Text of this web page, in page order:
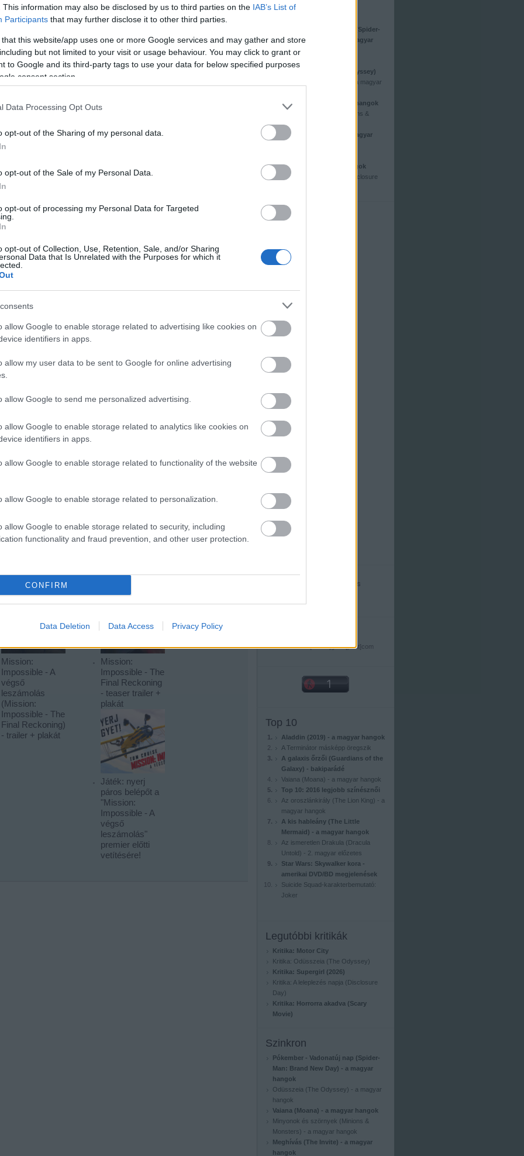
This information may also be disclosed by us to third parties on the IAB’s List of
Participants that may further disclose it to other third parties.
that this website/app uses one or more Google services and may gather and store
but not limited to your visit or usage behaviour. You may click to grant or
to Google and its third-party tags to use your data for below specified purposes
consent section.
Data Processing Opt Outs
opt-out of the Sharing of my personal data.
opt-out of the Sale of my Personal Data.
opt-out of processing my Personal Data for Targeted
opt-out of Collection, Use, Retention, Sale, and/or Sharing
Data that Is Unrelated with the Purposes for which it
allow Google to enable storage related to advertising like cookies on
identifiers in apps.
allow my user data to be sent to Google for online advertising
allow Google to send me personalized advertising.
allow Google to enable storage related to analytics like cookies on
identifiers in apps.
allow Google to enable storage related to functionality of the website
allow Google to enable storage related to personalization.
allow Google to enable storage related to security, including
functionality and fraud prevention, and other user protection.
CONFIRM
Data Deletion Data Access Privacy Policy
Tom Cruise
Christopher McQuarrie
a
Felhasználási feltételekben és az adatvédelmi tájékoztatóban
Mission:
Impossible - A
végső
leszámolás
(Mission:
Impossible - The
Final Reckoning)
- trailer + plakát
Mission:
Impossible - The
Final Reckoning
- teaser trailer +
plakát
Játék: nyerj
páros belépőt a
"Mission:
Impossible - A
végső
leszámolás"
premier előtti
vetítésére!
Pókember - Vadonatúj nap (Spider-
Man: Brand New Day) - a magyar
hangok
Kritika: Odüsszeia (The Odyssey)
Odüsszeia (The Odyssey) - a magyar
Vaiana (Moana) - a magyar hangok
Minyonok és szörnyek (Minions &
Monsters) - a magyar hangok
Meghívás (The Invite) - a magyar
Toy Story 5 - a magyar hangok
Kritika: A leleplezés napja (Disclosure
dvdnewshu[kukac]gmail[pont]com
Top 10
Aladdin (2019) - a magyar hangok
A Terminátor másképp öregszik
A galaxis őrzői (Guardians of the
Galaxy) - bakiparádé
Vaiana (Moana) - a magyar hangok
Top 10: 2016 legjobb színésznői
Az oroszlánkirály (The Lion King) - a
magyar hangok
A kis hableány (The Little
Mermaid) - a magyar hangok
Az ismeretlen Drakula (Dracula
Untold) - 2. magyar előzetes
Star Wars: Skywalker kora -
amerikai DVD/BD megjelenések
Suicide Squad-karakterbemutató:
Joker
Legutóbbi kritikák
Kritika: Motor City
Kritika: Odüsszeia (The Odyssey)
Kritika: Supergirl (2026)
Kritika: A leleplezés napja (Disclosure
Day)
Kritika: Horrorra akadva (Scary
Movie)
Szinkron
Pókember - Vadonatúj nap (Spider-
Man: Brand New Day) - a magyar
hangok
Odüsszeia (The Odyssey) - a magyar
hangok
Vaiana (Moana) - a magyar hangok
Minyonok és szörnyek (Minions &
Monsters) - a magyar hangok
Meghívás (The Invite) - a magyar
hangok